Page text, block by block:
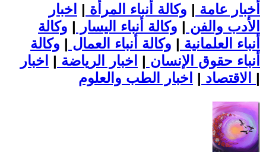
أخبار عامة | وكالة أنباء المرأة | اخبار
الأدب والفن | وكالة أنباء اليسار | وكالة
أنباء العلمانية | وكالة أنباء العمال | وكالة
أنباء حقوق الإنسان | اخبار الرياضة | اخبار
الاقتصاد | |